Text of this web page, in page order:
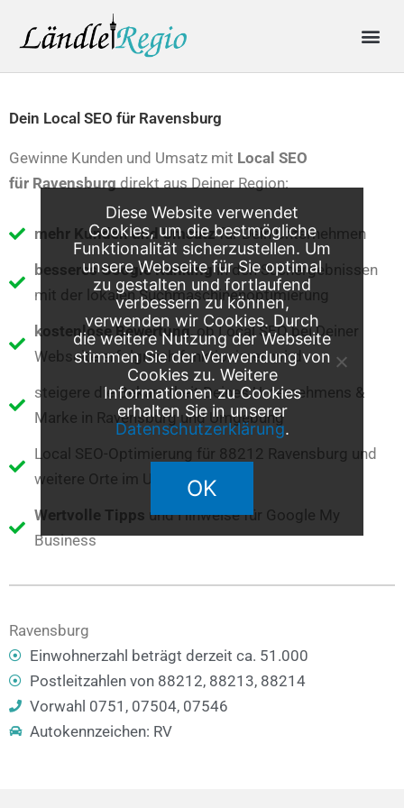
Dein Local SEO für Ravensburg
Gewinne Kunden und Umsatz mit Local SEO
für Ravensburg direkt aus Deiner Region:
mehr Kunden und Umsatzfür Dein Unternehmen
besseres Google Rankingin den Suchergebnissen
mit der lokalen Suchmaschinenoptimierung
kostenlose Bewertung, ob Local SEO bei Deiner
Webseite erfolgreich funktionieren wird
steigere die Bekanntheit Deines Unternehmens &
Marke in Ravensburg und Umgebung
Local SEO-Optimierung für 88212 Ravensburg und
weitere Orte im Umkreis
Wertvolle Tipps und Hinweise für Google My
Business
Ravensburg
Einwohnerzahl beträgt derzeit ca. 51.000
Postleitzahlen von 88212, 88213, 88214
Vorwahl 0751, 07504, 07546
Autokennzeichen: RV
Diese Website verwendet
Cookies, um die bestmögliche
Funktionalität sicherzustellen. Um
unsere Webseite für Sie optimal
zu gestalten und fortlaufend
verbessern zu können,
verwenden wir Cookies. Durch
die weitere Nutzung der Webseite
stimmen Sie der Verwendung von
Cookies zu. Weitere
Informationen zu Cookies
erhalten Sie in unserer
Datenschutzerklärung.
OK